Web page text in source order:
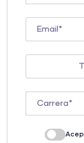
Email*
Carrera*